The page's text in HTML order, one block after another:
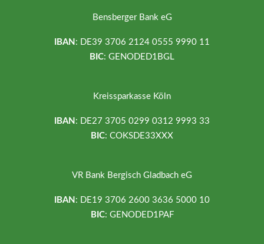
Bensberger Bank eG
IBAN : DE39 3706 2124 0555 9990 11
BIC: GENODED1BGL
Kreissparkasse Köln
IBAN : DE27 3705 0299 0312 9993 33
BIC: COKSDE33XXX
VR Bank Bergisch Gladbach eG
IBAN : DE19 3706 2600 3636 5000 10
BIC: GENODED1PAF